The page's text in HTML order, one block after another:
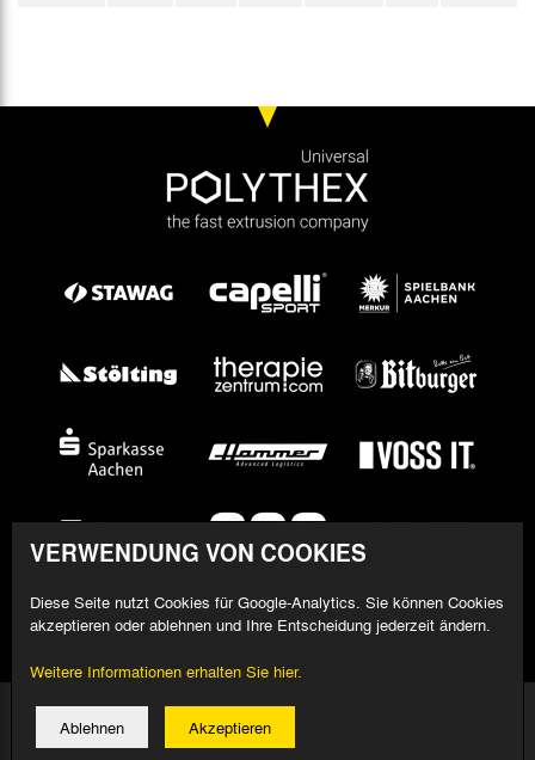
© 2026 Alemannia Aachen - Alle Rechte vorbehalten
Impressum/Datenschutz
VERWENDUNG VON COOKIES
Diese Seite nutzt Cookies für Google-Analytics. Sie können Cookies
akzeptieren oder ablehnen und Ihre Entscheidung jederzeit ändern.
Weitere Informationen erhalten Sie hier.
Ablehnen Akzeptieren